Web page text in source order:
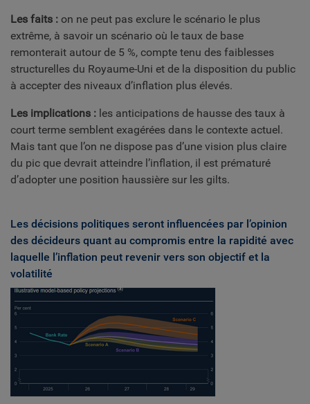
Les faits : on ne peut pas exclure le scénario le plus
extrême, à savoir un scénario où le taux de base
remonterait autour de 5 %, compte tenu des faiblesses
structurelles du Royaume-Uni et de la disposition du public
à accepter des niveaux d’inflation plus élevés.
Les implications : les anticipations de hausse des taux à
court terme semblent exagérées dans le contexte actuel.
Mais tant que l’on ne dispose pas d’une vision plus claire
du pic que devrait atteindre l’inflation, il est prématuré
d’adopter une position haussière sur les gilts.
Les décisions politiques seront influencées par l’opinion
des décideurs quant au compromis entre la rapidité avec
laquelle l’inflation peut revenir vers son objectif et la
volatilité